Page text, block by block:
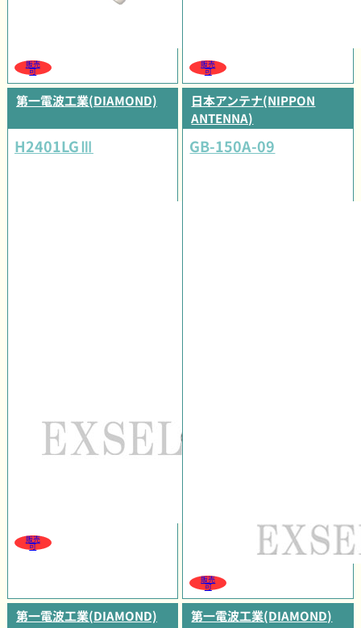
販売
可
販売
可
第一電波工業(DIAMOND)
H2401LGⅢ
販売
可
日本アンテナ(NIPPON
ANTENNA)
GB-150A-09
販売
可
第一電波工業(DIAMOND) 第一電波工業(DIAMOND)